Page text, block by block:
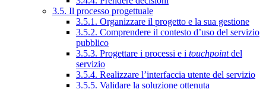
3.5. Il processo progettuale
3.5.1. Organizzare il progetto e la sua gestione
3.5.2. Comprendere il contesto d’uso del servizio
pubblico
3.5.3. Progettare i processi e i touchpointdel
servizio
3.5.4. Realizzare l’interfaccia utente del servizio
3.5.5. Validare la soluzione ottenuta